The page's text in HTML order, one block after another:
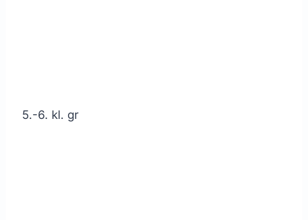
5.-6. kl. gr